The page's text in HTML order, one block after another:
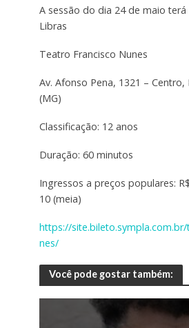
A sessão do dia 24 de maio
Libras
Teatro Francisco Nunes
Av. Afonso Pena, 1321 –
(MG)
Classificação: 12 anos
Duração: 60 minutos
Ingressos a preços populares:
10 (meia)
https://
nes/
Você pode gostar também: